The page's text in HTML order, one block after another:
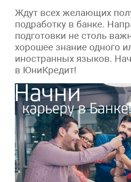
Ждут всех желающих
подработку в банке.
подготовки не столь
хорошее знание одного
иностранных языков.
в ЮниКредит!